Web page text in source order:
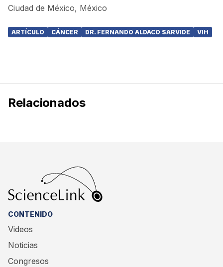
Ciudad de México, México
ARTÍCULO CÁNCER DR. FERNANDO ALDACO SARVIDE VIH
Relacionados
CONTENIDO
Videos
Noticias
Congresos